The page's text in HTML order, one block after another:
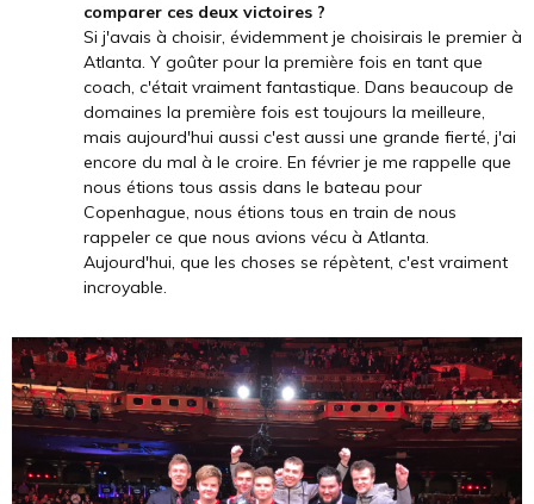
comparer ces deux victoires ?
Si j'avais à choisir, évidemment je choisirais le premier à
Atlanta. Y goûter pour la première fois en tant que
coach, c'était vraiment fantastique. Dans beaucoup de
domaines la première fois est toujours la meilleure,
mais aujourd'hui aussi c'est aussi une grande fierté, j'ai
encore du mal à le croire. En février je me rappelle que
nous étions tous assis dans le bateau pour
Copenhague, nous étions tous en train de nous
rappeler ce que nous avions vécu à Atlanta.
Aujourd'hui, que les choses se répètent, c'est vraiment
incroyable.